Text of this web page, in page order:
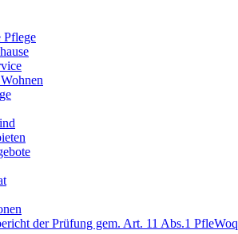
Pflege
der Prüfung gem. Art. 11 Abs.1